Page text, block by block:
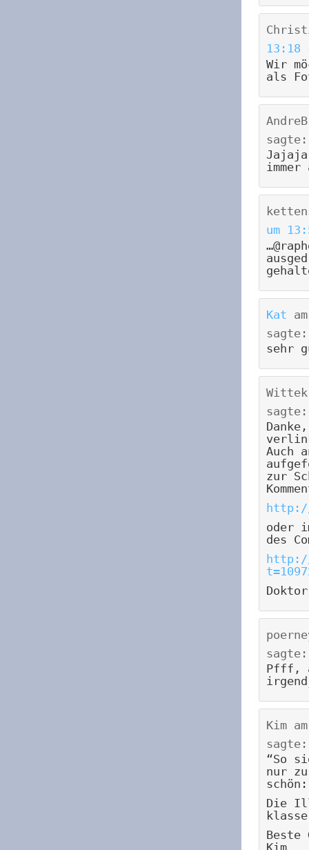
13:18
Wir
als
AndreB
sagte:
um
Kat
sagte:
sehr
Wittek
sagte:
Auch
zur
http://
oder
des
http://
sagte:
Pfff,
Kim
sagte:
“So
nur
Die
Beste
Kim